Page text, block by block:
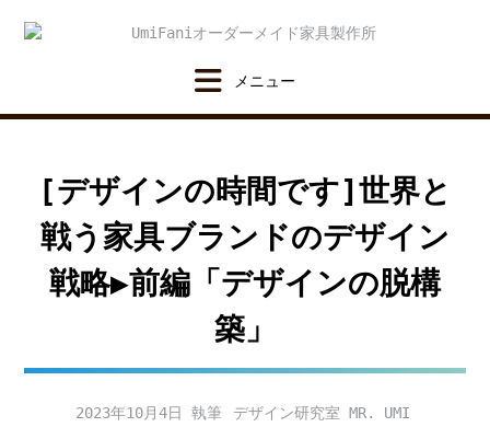
[デザインの時間です]世界と
戦う家具ブランドのデザイン
戦略▶︎前編「デザインの脱構
築」
2023年10月4日 デザイン研究室 MR. UMI